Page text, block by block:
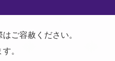
ご容赦ください。
。